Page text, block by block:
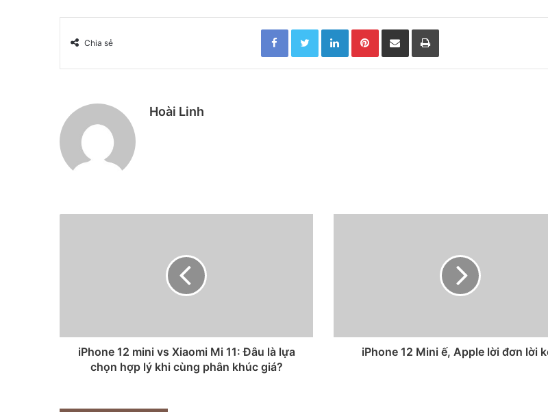
Chia sẻ
Facebook Twitter LinkedIn Pinterest Chia sẻ qua email In
Hoài Linh
iPhone 12 mini vs Xiaomi Mi 11: Đâu là lựa
chọn hợp lý khi cùng phân khúc giá?
iPhone 12 Mini ế, Apple lời đơn lời